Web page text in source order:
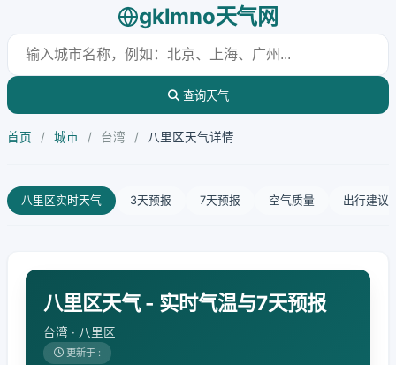
gklmno天气网
查询天气
首页 / 城市 / 台湾 / 八里区天气详情
八里区实时天气 3天预报 7天预报 空气质量 出行建议
八里区天气 - 实时气温与7天预报
台湾 · 八里区
更新于 :